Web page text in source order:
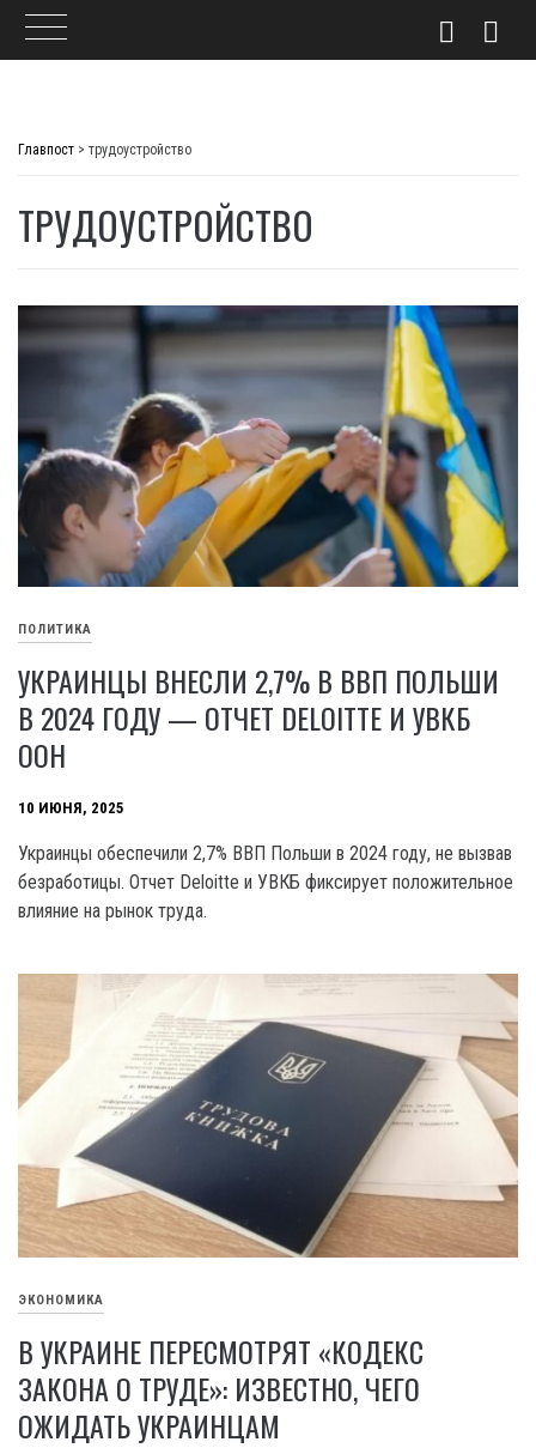
Главпост > трудоустройство
ТРУДОУСТРОЙСТВО
ПОЛИТИКА
УКРАИНЦЫ ВНЕСЛИ 2,7% В ВВП ПОЛЬШИ
В 2024 ГОДУ — ОТЧЕТ DELOITTE И УВКБ
ООН
10 ИЮНЯ, 2025
Украинцы обеспечили 2,7% ВВП Польши в 2024 году, не вызвав
безработицы. Отчет Deloitte и УВКБ фиксирует положительное
влияние на рынок труда.
ЭКОНОМИКА
В УКРАИНЕ ПЕРЕСМОТРЯТ «КОДЕКС
ЗАКОНА О ТРУДЕ»: ИЗВЕСТНО, ЧЕГО
ОЖИДАТЬ УКРАИНЦАМ